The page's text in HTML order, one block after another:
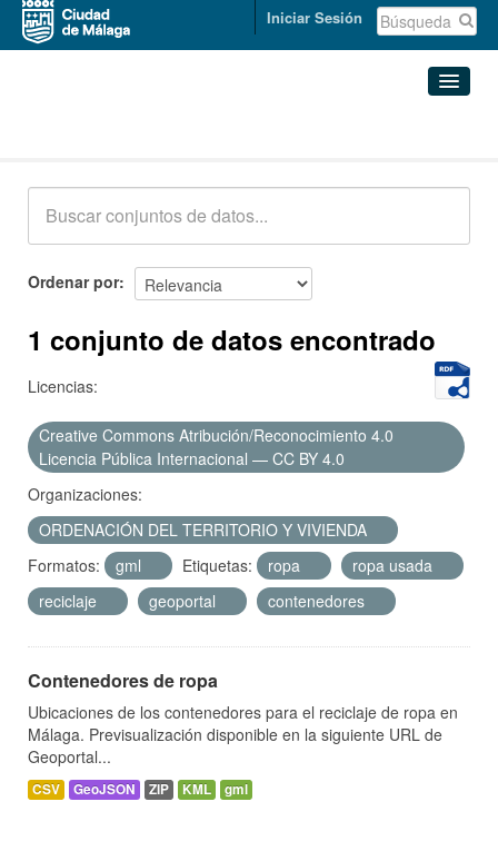
Iniciar Sesión
Acerca de
Ordenar por
1 conjunto de datos encontrado
Licencias:
Creative Commons Atribución/Reconocimiento 4.0
Licencia Pública Internacional — CC BY 4.0
Organizaciones:
ORDENACIÓN DEL TERRITORIO Y VIVIENDA
Formatos:
gml Etiquetas: ropa
ropa usada
reciclaje
geoportal contenedores
Contenedores de ropa
Ubicaciones de los contenedores para el reciclaje de ropa en
Málaga. Previsualización disponible en la siguiente URL de
Geoportal...
CSV GeoJSON ZIP KML gml